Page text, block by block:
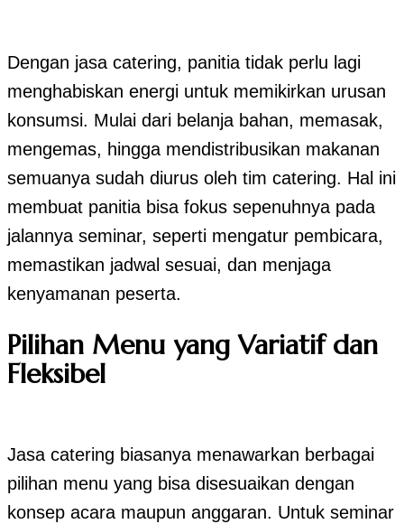
Dengan jasa catering, panitia tidak perlu lagi
menghabiskan energi untuk memikirkan urusan
konsumsi. Mulai dari belanja bahan, memasak,
mengemas, hingga mendistribusikan makanan
semuanya sudah diurus oleh tim catering. Hal ini
membuat panitia bisa fokus sepenuhnya pada
jalannya seminar, seperti mengatur pembicara,
memastikan jadwal sesuai, dan menjaga
kenyamanan peserta.
Pilihan Menu yang Variatif dan
Fleksibel
Jasa catering biasanya menawarkan berbagai
pilihan menu yang bisa disesuaikan dengan
konsep acara maupun anggaran. Untuk seminar